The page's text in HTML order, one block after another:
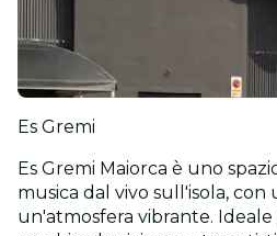
Es Gremi
Es Gremi Maiorca è uno
musica dal vivo sull'isola,
un'atmosfera vibrante.